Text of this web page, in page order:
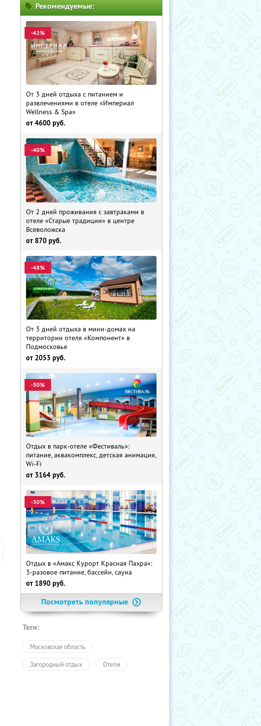
Рекомендуемые:
-42%
От 3 дней отдыха с питанием и
развлечениями в отеле «Империал
Wellness & Spa»
от 4600 руб.
-40%
От 2 дней проживания с завтраками в
отеле «Старые традиции» в центре
Всеволожска
от 870 руб.
-48%
От 3 дней отдыха в мини-домах на
территории отеля «Компонент» в
Подмосковье
от 2053 руб.
-30%
Отдых в парк-отеле «Фестиваль»:
питание, аквакомплекс, детская анимация,
Wi-Fi
от 3164 руб.
-30%
Отдых в «Амакс Курорт ‎Красная Пахра»:
3-разовое питание, бассейн, сауна
от 1890 руб.
Посмотреть популярные
Теги:
Московская область
Загородный отдых Отели